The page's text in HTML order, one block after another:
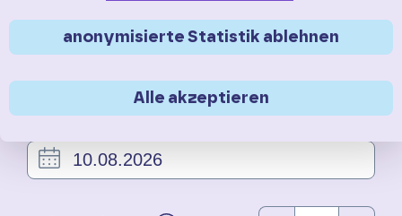
Kontakt
Suche
anonymisierte Statistik ablehnen
Alle akzeptieren